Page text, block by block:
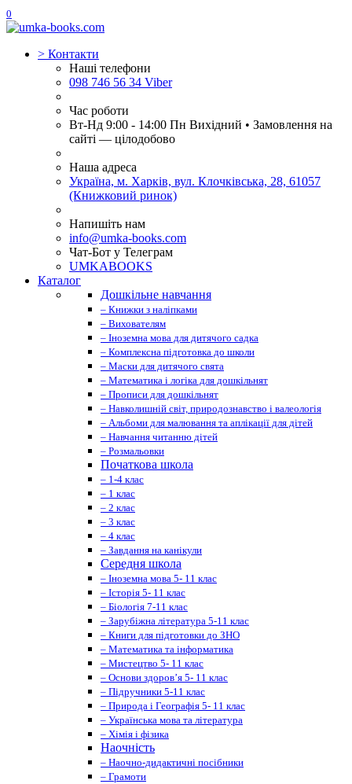
0
> Контакти
Наші телефони
098 746 56 34 Viber
Час роботи
Вт-Нд 9:00 - 14:00 Пн Вихідний • Замовлення на
сайті — цілодобово
Наша адреса
Україна, м. Харків, вул. Клочківська, 28, 61057
(Книжковий ринок)
Напишіть нам
info@umka-books.com
Чат-Бот у Телеграм
UMKABOOKS
Каталог
Дошкільне навчання
– Книжки з наліпками
– Вихователям
– Іноземна мова для дитячого садка
– Комплексна підготовка до школи
– Маски для дитячого свята
– Математика і логіка для дошкільнят
– Прописи для дошкільнят
– Навколишній світ, природознавство і валеологія
– Альбоми для малювання та аплікації для дітей
– Навчання читанню дітей
– Розмальовки
Початкова школа
– 1-4 клас
– 1 клас
– 2 клас
– 3 клас
– 4 клас
– Завдання на канікули
Середня школа
– Іноземна мова 5- 11 клас
– Історія 5- 11 клас
– Біологія 7-11 клас
– Зарубіжна література 5-11 клас
– Книги для підготовки до ЗНО
– Математика та інформатика
– Мистецтво 5- 11 клас
– Основи здоров’я 5- 11 клас
– Підручники 5-11 клас
– Природа і Географія 5- 11 клас
– Українська мова та література
– Хімія і фізика
Наочність
– Наочно-дидактичні посібники
– Грамоти